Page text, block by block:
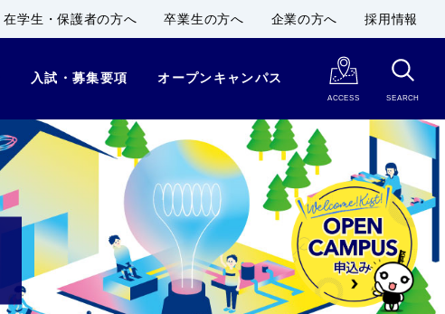
在学生・保護者の方へ 卒業生の方へ 企業の方へ 採用情報
入試・募集要項 オープンキャンパス
ACCESS SEARCH